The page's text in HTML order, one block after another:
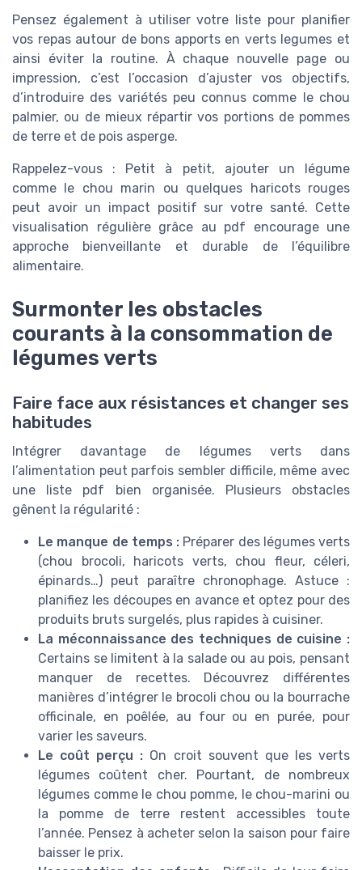
Pensez également à utiliser votre liste pour planifier
vos repas autour de bons apports en verts legumes et
ainsi éviter la routine. À chaque nouvelle page ou
impression, c’est l’occasion d’ajuster vos objectifs,
d’introduire des variétés peu connus comme le chou
palmier, ou de mieux répartir vos portions de pommes
de terre et de pois asperge.
Rappelez-vous : Petit à petit, ajouter un légume
comme le chou marin ou quelques haricots rouges
peut avoir un impact positif sur votre santé. Cette
visualisation régulière grâce au pdf encourage une
approche bienveillante et durable de l’équilibre
alimentaire.
Surmonter les obstacles
courants à la consommation de
légumes verts
Faire face aux résistances et changer ses
habitudes
Intégrer davantage de légumes verts dans
l’alimentation peut parfois sembler difficile, même avec
une liste pdf bien organisée. Plusieurs obstacles
gênent la régularité :
Le manque de temps : Préparer des légumes verts
(chou brocoli, haricots verts, chou fleur, céleri,
épinards…) peut paraître chronophage. Astuce :
planifiez les découpes en avance et optez pour des
produits bruts surgelés, plus rapides à cuisiner.
La méconnaissance des techniques de cuisine :
Certains se limitent à la salade ou au pois, pensant
manquer de recettes. Découvrez différentes
manières d’intégrer le brocoli chou ou la bourrache
officinale, en poêlée, au four ou en purée, pour
varier les saveurs.
Le coût perçu : On croit souvent que les verts
légumes coûtent cher. Pourtant, de nombreux
légumes comme le chou pomme, le chou-marini ou
la pomme de terre restent accessibles toute
l’année. Pensez à acheter selon la saison pour faire
baisser le prix.